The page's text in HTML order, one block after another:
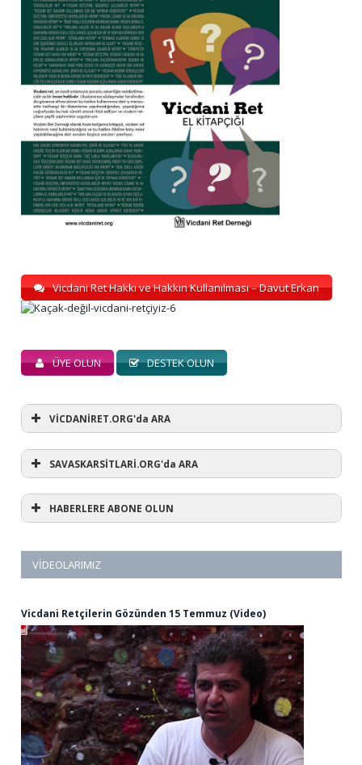
Vicdani Ret Hakkı ve Hakkın Kullanılması – Davut Erkan
ÜYE OLUN DESTEK OLUN
VİCDANİRET.ORG'da ARA
SAVASKARSİTLARİ.ORG'da ARA
HABERLERE ABONE OLUN
VIDEOLARIMIZ
Vicdani Retçilerin Gözünden 15 Temmuz (Video)